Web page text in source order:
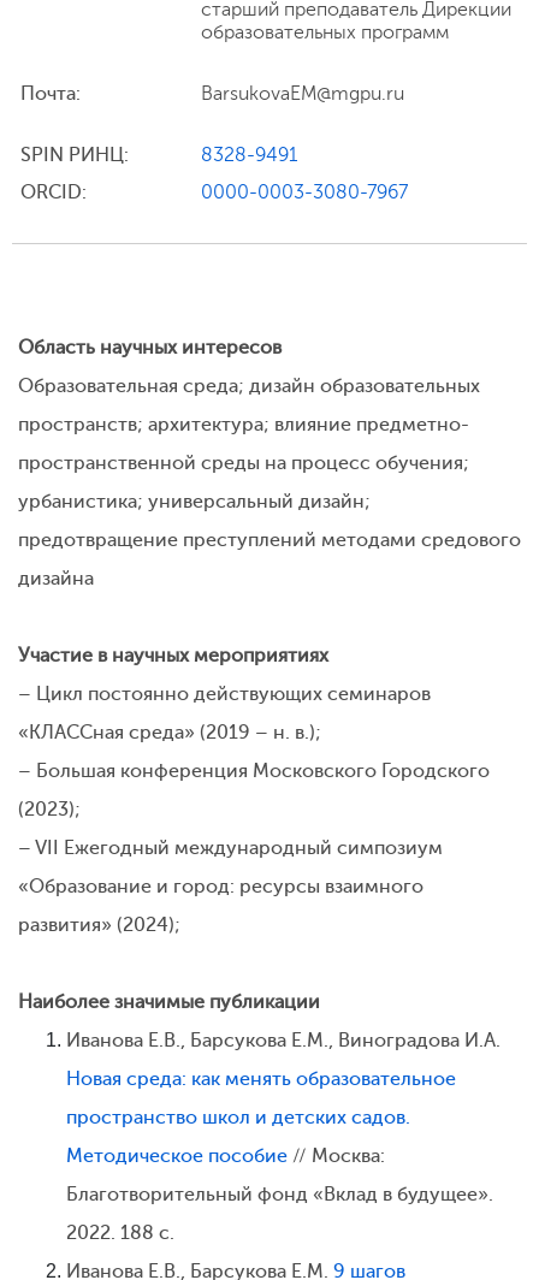
старший преподаватель Дирекции
образовательных программ
Почта: BarsukovaEM@mgpu.ru
SPIN РИНЦ:
8328-9491
ORCID:
0000-0003-3080-7967
Область научных интересов
Образовательная среда; дизайн образовательных
пространств; архитектура; влияние предметно-
пространственной среды на процесс обучения;
урбанистика; универсальный дизайн;
предотвращение преступлений методами средового
дизайна
Участие в научных мероприятиях
– Цикл постоянно действующих семинаров
«КЛАССная среда» (2019 – н. в.);
– Большая конференция Московского Городского
(2023);
– VII Ежегодный международный симпозиум
«Образование и город: ресурсы взаимного
развития» (2024);
Наиболее значимые публикации
Иванова Е.В., Барсукова Е.М., Виноградова И.А.
Новая среда: как менять образовательное
пространство школ и детских садов.
Методическое пособие // Москва:
Благотворительный фонд «Вклад в будущее».
2022. 188 с.
Иванова Е.В., Барсукова Е.М. 9 шагов